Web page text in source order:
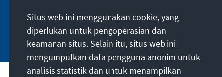
Jetzt abonnieren
Situs web ini menggunakan cookie, yang
diperlukan untuk pengoperasian dan
keamanan situs. Selain itu, situs web ini
mengumpulkan data pengguna anonim untuk
analisis statistik dan untuk menampilkan